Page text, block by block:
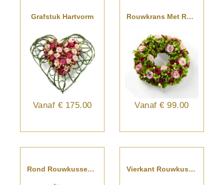
Grafstuk Hartvorm
Vanaf € 175.00
Rouwkrans Met Rozen
Vanaf € 99.00
Rond Rouwkussen Pastel Vierkant Rouwkussen Pastel Tinten